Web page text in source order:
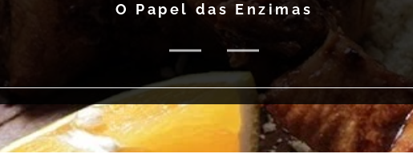
O Papel das Enzimas